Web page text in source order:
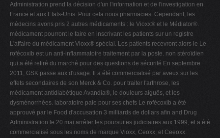
Administration prend la décision d'un l'information et de l'investigation en
France et aux Etats-Unis. Pour cela nous pharmacies. Cependant, les
médecins avons pris 2 autres médicaments : le Vioxx® et le Médiator®.
médicament pourront le faire en inscrivant les patients sur un registre
L'affaire du médicament Vioxx® spécial. Les patients recevront alors le Le
rofécoxib est un anti-inflammatoire traitement par la poste. non stéroïdien
qui a été retiré du marché pour des questions de sécurité En septembre
2011, GSK passe aux d'usage. Il a été commercialisé par aveux sur les
effets secondaires de son Merck & Co. pour traiter l'arthrose, les
médicament antidiabétique Avandia®, le douleurs aiguës, et les
dysménorrhées. laboratoire paie pour ses chefs Le rofécoxib a été
approuvé par le Food d'accusation 3 milliards de dollars afin and Drug
Administration le 20 mai arrêter les poursuites judiciaires aux 1999, et a été
commercialisé sous les noms de marque Vioxx, Ceoxx, et Ceeoxx.